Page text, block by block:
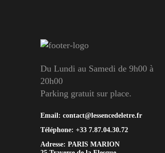
Du Lundi au Samedi de 9h00 à
20h00
Parking gratuit sur place.
Email: contact@lessencedeletre.fr
Téléphone: +33 7.87.04.30.72
Adresse: PARIS MARION